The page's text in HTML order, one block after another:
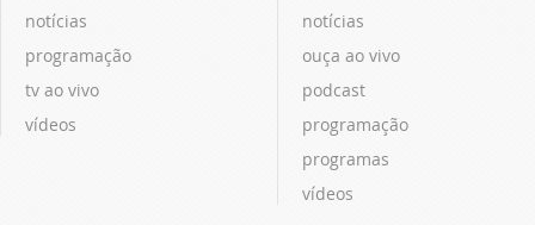
notícias
programação
tv ao vivo
vídeos
notícias
ouça ao vivo
podcast
programação
programas
vídeos